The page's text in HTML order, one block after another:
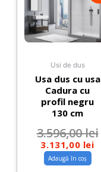
Usi de dus
Usa dus cu usa
Cadura cu
profil negru
130 cm
3.596,00lei
3.131,00 lei
Adaugă în coș